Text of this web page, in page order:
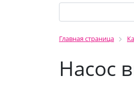
Главная страница
Насос